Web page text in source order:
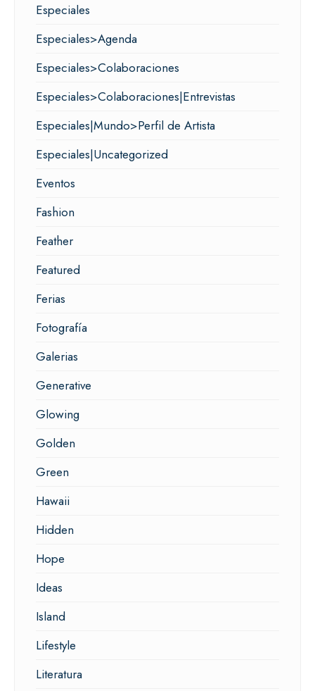
Especiales
Especiales>Agenda
Especiales>Colaboraciones
Especiales>Colaboraciones|Entrevistas
Especiales|Mundo>Perfil de Artista
Especiales|Uncategorized
Eventos
Fashion
Feather
Featured
Ferias
Fotografía
Galerias
Generative
Glowing
Golden
Green
Hawaii
Hidden
Hope
Ideas
Island
Lifestyle
Literatura